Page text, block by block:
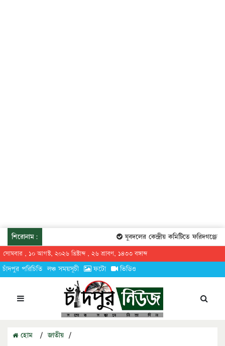
শিরোনাম: যুবদলের কেন্দ্রীয় কমিটিতে ফরিদগঞ্জের
সোমবার , ১০ আগস্ট, ২০২৬ খ্রিষ্টাব্দ , ২৬ শ্রাবণ, ১৪৩৩ বঙ্গাব্দ
চাঁদপুর পরিচিতি লঞ্চ সময়সূচী ফটো ভিডিও
হোম / জাতীয় /